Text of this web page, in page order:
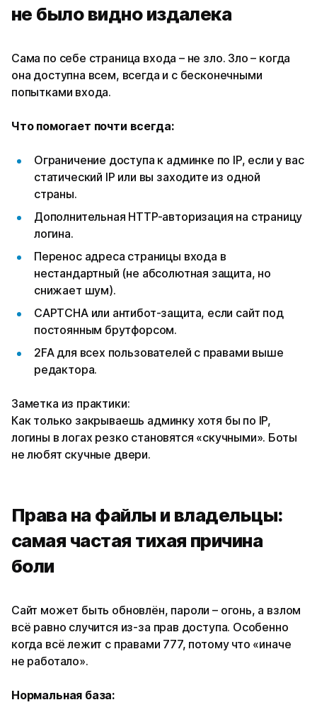
не было видно издалека
Сама по себе страница входа – не зло. Зло – когда
она доступна всем, всегда и с бесконечными
попытками входа.
Что помогает почти всегда:
Ограничение доступа к админке по IP, если у вас
статический IP или вы заходите из одной
страны.
Дополнительная HTTP-авторизация на страницу
логина.
Перенос адреса страницы входа в
нестандартный (не абсолютная защита, но
снижает шум).
CAPTCHA или антибот-защита, если сайт под
постоянным брутфорсом.
2FA для всех пользователей с правами выше
редактора.
Заметка из практики:
Как только закрываешь админку хотя бы по IP,
логины в логах резко становятся «скучными». Боты
не любят скучные двери.
Права на файлы и владельцы:
самая частая тихая причина
боли
Сайт может быть обновлён, пароли – огонь, а взлом
всё равно случится из-за прав доступа. Особенно
когда всё лежит с правами 777, потому что «иначе
не работало».
Нормальная база: